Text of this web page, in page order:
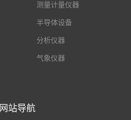
测量计量仪器
半导体设备
分析仪器
气象仪器
网站导航